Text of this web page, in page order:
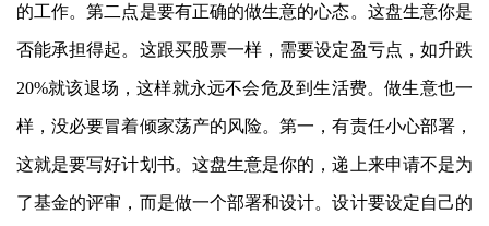
的工作。第二点是要有正确的做生意的心态。这盘生意你是
否能承担得起。这跟买股票一样，需要设定盈亏点，如升跌
20%就该退场，这样就永远不会危及到生活费。做生意也一
样，没必要冒着倾家荡产的风险。第一，有责任小心部署，
这就是要写好计划书。这盘生意是你的，递上来申请不是为
了基金的评审，而是做一个部署和设计。设计要设定自己的